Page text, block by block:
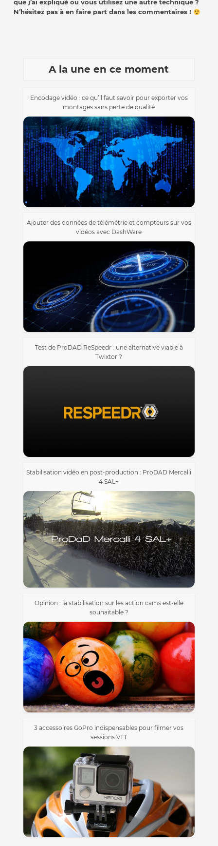
que j’ai expliqué ou vous utilisez une autre technique ?
N’hésitez pas à en faire part dans les commentaires !
A la une en ce moment
Encodage vidéo : ce qu’il faut savoir pour exporter vos
montages sans perte de qualité
Ajouter des données de télémétrie et compteurs sur vos
vidéos avec DashWare
Test de ProDAD ReSpeedr : une alternative viable à
Twixtor ?
Stabilisation vidéo en post-production : ProDAD Mercalli
4 SAL+
Opinion : la stabilisation sur les action cams est-elle
souhaitable ?
3 accessoires GoPro indispensables pour filmer vos
sessions VTT